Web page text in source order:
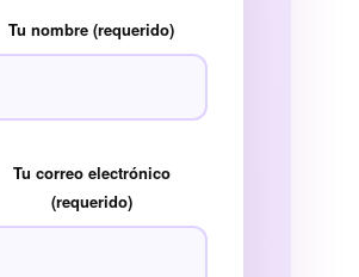
Tu nombre (requerido)
Tu correo electrónico
(requerido)